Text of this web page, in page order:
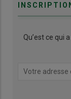
Qu’est ce qui